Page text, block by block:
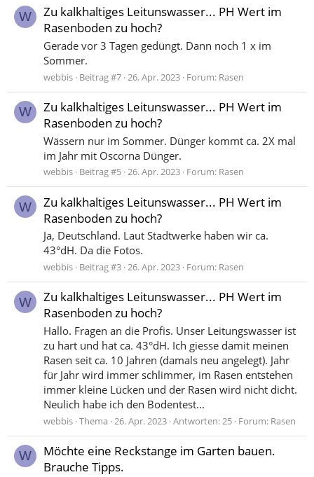
W
Zu kalkhaltiges Leitunswasser... PH Wert im
Rasenboden zu hoch?
Gerade vor 3 Tagen gedüngt. Dann noch 1 x im
Sommer.
webbis Beitrag #7 26. Apr. 2023 Forum: Rasen
W
Zu kalkhaltiges Leitunswasser... PH Wert im
Rasenboden zu hoch?
Wässern nur im Sommer. Dünger kommt ca. 2X mal
im Jahr mit Oscorna Dünger.
webbis Beitrag #5 26. Apr. 2023 Forum: Rasen
W
Zu kalkhaltiges Leitunswasser... PH Wert im
Rasenboden zu hoch?
Ja, Deutschland. Laut Stadtwerke haben wir ca.
43°dH. Da die Fotos.
webbis Beitrag #3 26. Apr. 2023 Forum: Rasen
W
Zu kalkhaltiges Leitunswasser... PH Wert im
Rasenboden zu hoch?
Hallo. Fragen an die Profis. Unser Leitungswasser ist
zu hart und hat ca. 43°dH. Ich giesse damit meinen
Rasen seit ca. 10 Jahren (damals neu angelegt). Jahr
für Jahr wird immer schlimmer, im Rasen entstehen
immer kleine Lücken und der Rasen wird nicht dicht.
Neulich habe ich den Bodentest...
webbis Thema 26. Apr. 2023 Antworten: 25 Forum: Rasen
W
Möchte eine Reckstange im Garten bauen.
Brauche Tipps.